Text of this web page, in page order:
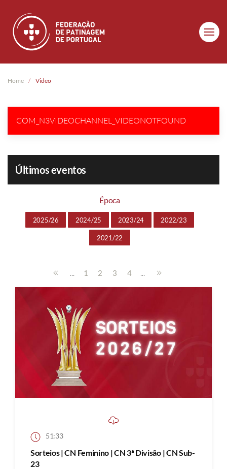
Skip to main content
Home Video
COM_N3VIDEOCHANNEL_VIDEONOTFOUND
Últimos eventos
Época
2025/26 2024/25 2023/24 2022/23
2021/22
... 1 2 3 4 ...
51:33
Sorteios | CN Feminino | CN 3ª Divisão | CN Sub-
23